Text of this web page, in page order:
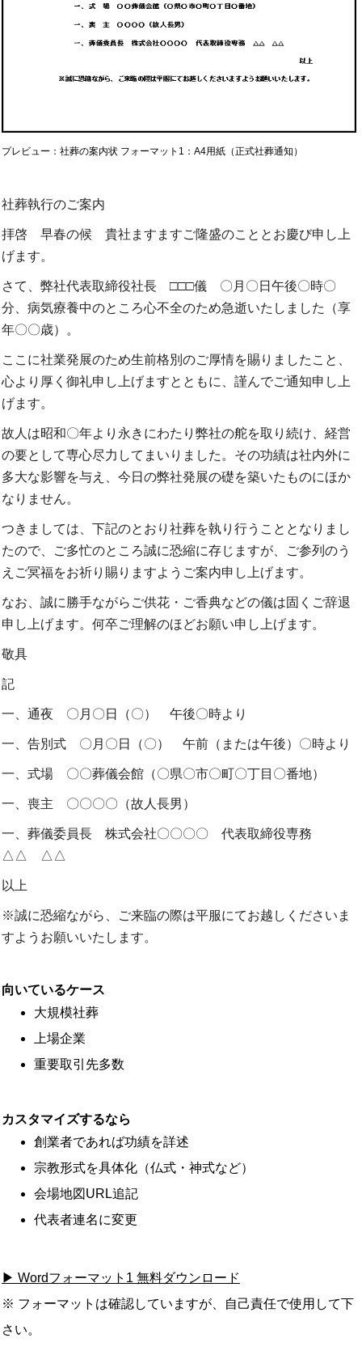
プレビュー：社葬の案内状 フォーマット1：A4用紙（正式社葬通知）
社葬執行のご案内
拝啓 早春の候 貴社ますますご隆盛のこととお慶び申し上
げます。
さて、弊社代表取締役社長 □□□儀 〇月〇日午後〇時〇
分、病気療養中のところ心不全のため急逝いたしました（享
年〇〇歳）。
ここに社業発展のため生前格別のご厚情を賜りましたこと、
心より厚く御礼申し上げますとともに、謹んでご通知申し上
げます。
故人は昭和〇年より永きにわたり弊社の舵を取り続け、経営
の要として専心尽力してまいりました。その功績は社内外に
多大な影響を与え、今日の弊社発展の礎を築いたものにほか
なりません。
つきましては、下記のとおり社葬を執り行うこととなりまし
たので、ご多忙のところ誠に恐縮に存じますが、ご参列のう
えご冥福をお祈り賜りますようご案内申し上げます。
なお、誠に勝手ながらご供花・ご香典などの儀は固くご辞退
申し上げます。何卒ご理解のほどお願い申し上げます。
敬具
記
一、通夜 〇月〇日（〇） 午後〇時より
一、告別式 〇月〇日（〇） 午前（または午後）〇時より
一、式場 〇〇葬儀会館（〇県〇市〇町〇丁目〇番地）
一、喪主 〇〇〇〇（故人長男）
一、葬儀委員長 株式会社〇〇〇〇 代表取締役専務
△△ △△
以上
※誠に恐縮ながら、ご来臨の際は平服にてお越しくださいま
すようお願いいたします。
向いているケース
大規模社葬
上場企業
重要取引先多数
カスタマイズするなら
創業者であれば功績を詳述
宗教形式を具体化（仏式・神式など）
会場地図URL追記
代表者連名に変更
▶ Wordフォーマット1 無料ダウンロード
※ フォーマットは確認していますが、自己責任で使用して下
さい。